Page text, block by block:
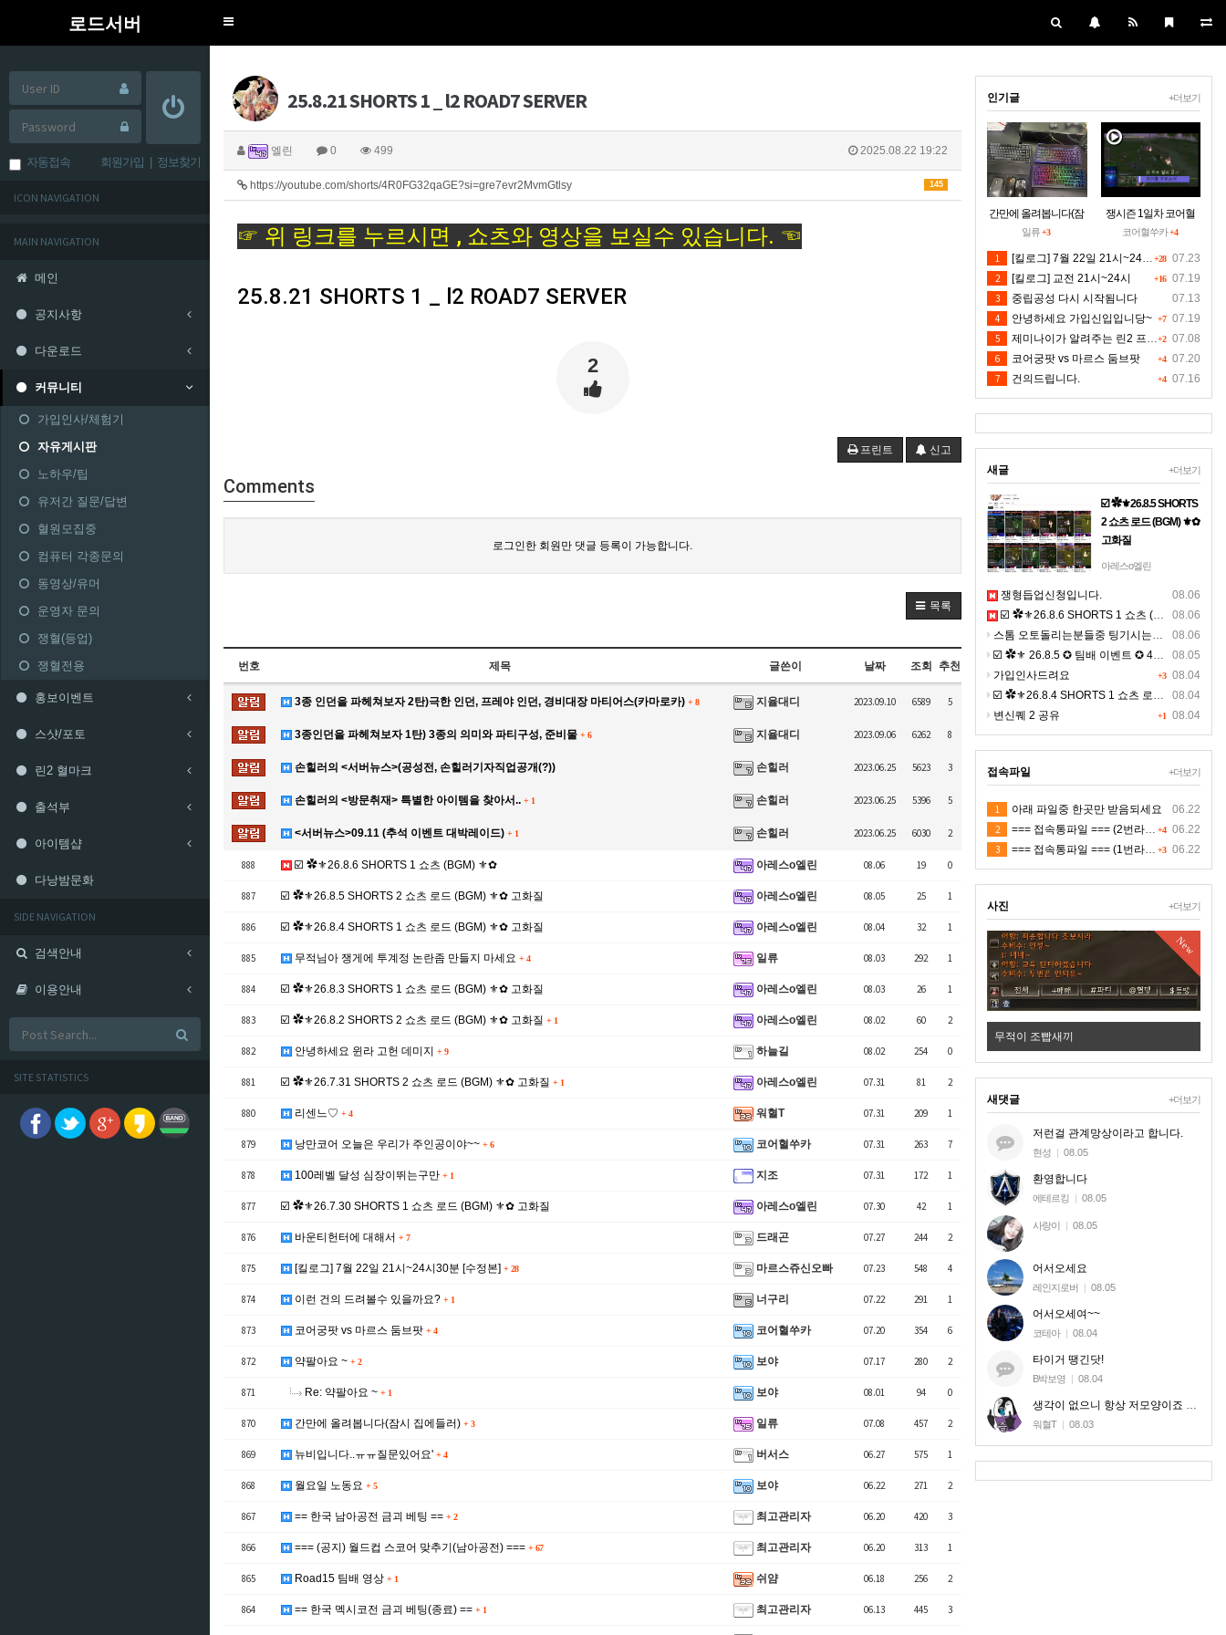
로드서버
Toggle
자동접속 회원가입 정보찾기
ICON NAVIGATION
MAIN NAVIGATION
메인
공지사항
다운로드
커뮤니티
가입인사/체험기
자유게시판
노하우/팁
유저간 질문/답변
혈원모집중
컴퓨터 각종문의
동영상/유머
운영자 문의
쟁혈(등업)
쟁혈전용
홍보이벤트
스샷/포토
린2 혈마크
출석부
아이템샵
다낭밤문화
SIDE NAVIGATION
검색안내
이용안내
SITE STATISTICS
25.8.21 SHORTS 1 _ l2 ROAD7 SERVER
엘린 0 499 2025.08.22 19:22
145
https://youtube.com/shorts/4R0FG32qaGE?si=gre7evr2MvmGtlsy
☞ 위 링크를 누르시면 , 쇼츠와 영상을 보실수 있습니다. ☜
25.8.21 SHORTS 1 _ l2 ROAD7 SERVER
2
프린트 신고
Comments
로그인한 회원만 댓글 등록이 가능합니다.
목록
번호 제목 글쓴이 날짜 조회 추천
3종 인던을 파헤쳐보자 2탄)극한 인던, 프레야 인던, 경비대장 마티어스(카마로카) + 8 지율대디 2023.09.10 6589 5
3종인던을 파헤쳐보자 1탄) 3종의 의미와 파티구성, 준비물 + 6 지율대디 2023.09.06 6262 8
손힐러의 <서버뉴스>(공성전, 손힐러기자직업공개(?)) 손힐러 2023.06.25 5623 3
손힐러의 <방문취재> 특별한 아이템을 찾아서.. + 1 손힐러 2023.06.25 5396 5
<서버뉴스>09.11 (추석 이벤트 대박레이드) + 1 손힐러 2023.06.25 6030 2
888 ☑️ ✿⚜26.8.6 SHORTS 1 쇼츠 (BGM) ⚜✿ 아레스o엘린 08.06 19 0
887 ☑️ ✿⚜26.8.5 SHORTS 2 쇼츠 로드 (BGM) ⚜✿ 고화질 아레스o엘린 08.05 25 1
886 ☑️ ✿⚜26.8.4 SHORTS 1 쇼츠 로드 (BGM) ⚜✿ 고화질 아레스o엘린 08.04 32 1
885 무적님아 쟁게에 투계정 논란좀 만들지 마세요 + 4 일류 08.03 292 1
884 ☑️ ✿⚜26.8.3 SHORTS 1 쇼츠 로드 (BGM) ⚜✿ 고화질 아레스o엘린 08.03 26 1
883 ☑️ ✿⚜26.8.2 SHORTS 2 쇼츠 로드 (BGM) ⚜✿ 고화질 + 1 아레스o엘린 08.02 60 2
882 안녕하세요 윈라 고헌 데미지 + 9 하늘길 08.02 254 0
881 ☑️ ✿⚜26.7.31 SHORTS 2 쇼츠 로드 (BGM) ⚜✿ 고화질 + 1 아레스o엘린 07.31 81 2
880 리센느♡ + 4 워혈T 07.31 209 1
879 낭만코어 오늘은 우리가 주인공이야~~ + 6 코어혈쑤카 07.31 263 7
878 100레벨 달성 심장이뛰는구만 + 1 지조 07.31 172 1
877 ☑️ ✿⚜26.7.30 SHORTS 1 쇼츠 로드 (BGM) ⚜✿ 고화질 아레스o엘린 07.30 42 1
876 바운티헌터에 대해서 + 7 드래곤 07.27 244 2
875 [킬로그] 7월 22일 21시~24시30분 [수정본] + 28 마르스쥬신오빠 07.23 548 4
874 이런 건의 드려볼수 있을까요? + 1 너구리 07.22 291 1
873 코어궁팟 vs 마르스 둠브팟 + 4 코어혈쑤카 07.20 354 6
872 약팔아요 ~ + 2 보야 07.17 280 2
871 Re: 약팔아요 ~ + 1 보야 08.01 94 0
870 간만에 올려봅니다(잠시 집에들러) + 3 일류 07.08 457 2
869 뉴비입니다..ㅠㅠ질문있어요' + 4 버서스 06.27 575 1
868 월요일 노동요 + 5 보야 06.22 271 2
867 == 한국 남아공전 금괴 베팅 == + 2 최고관리자 06.20 420 3
866 === (공지) 월드컵 스코어 맞추기(남아공전) === + 67 최고관리자 06.20 313 1
865 Road15 팀배 영상 + 1 쉬얌 06.18 256 2
864 == 한국 멕시코전 금괴 베팅(종료) == + 1 최고관리자 06.13 445 3
+더보기
인기글
간만에 올려봅니다(잠
시 집에들러)
일류+3
쟁시즌 1일차 코어혈
을 구하소서
코어혈쑤카+4
+28 07.23
1 [킬로그] 7월 22일 21시~24시30분 [수정본]
+16 07.19
2
[킬로그] 교전 21시~24시
07.13
3 중립공성 다시 시작됨니다
+7 07.19
4 안녕하세요 가입신입입니당~
+2 07.08
5 제미나이가 알려주는 린2 프리서버 렉 클라팅김 대처법입니다 저도 신뢰는 안하지만 한번 해보시길 유저분들의 마음입니다 ^^
+4 07.20
6 코어궁팟 vs 마르스 둠브팟
+4 07.16
7 건의드립니다.
+더보기
새글
☑️ ✿⚜26.8.5 SHORTS
2 쇼츠 로드 (BGM) ⚜✿
고화질
☞ 아래 링크 주소를 누
보실수 있으며, ☜
https://youtube.com/shorts/
si=b07NOYGgi4I7xq9j◀
클릭 9:16 비율의 4K 숏
아레스o엘린
08.06
쟁형듭업신청입니다.
08.06
☑️ ✿⚜26.8.6 SHORTS 1 쇼츠 (BGM) ⚜✿
08.06
스톰 오토돌리는분들중 팅기시는분있나요 ?ㅠㅠ
08.05
☑️ ✿⚜ 26.8.5 ✪ 팀배 이벤트 ✪ 4K ⚜✿
+3 08.04
가입인사드려요
08.04
☑️ ✿⚜26.8.4 SHORTS 1 쇼츠 로드 (BGM) ⚜✿ 고화질
+1 08.04
변신퀘 2 공유
+더보기
접속파일
06.22
1 아래 파일중 한곳만 받음되세요
+4 06.22
2 === 접속통파일 === (2번라인)
+3 06.22
3 === 접속통파일 === (1번라인)
+더보기
사진
New
무적이 조빱새끼
+더보기
새댓글
저런걸 관계망상이라고 합니다.
현성 | 08.05
환영합니다
에테르킹 | 08.05
사랑이 | 08.05
어서오세요
레인지로버 | 08.05
어서오세여~~
코테아 | 08.04
타이거 땡긴닷!
B박보영 | 08.04
워혈T | 08.03